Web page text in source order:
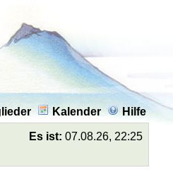
Kalender Hilfe
Es ist: 07.08.26, 22:25